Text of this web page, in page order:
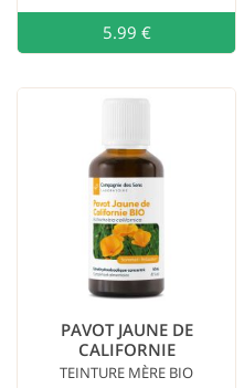
5.99 €
PAVOT JAUNE DE
CALIFORNIE
TEINTURE MÈRE BIO